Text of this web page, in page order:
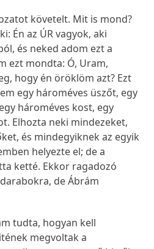
követelt. Mit is mond?
Én az ÚR vagyok, aki
és neked adom ezt a
ezt mondta: Ó, Uram,
hogy én öröklöm azt? Ezt
egy hároméves üszőt, egy
hároméves kost, egy
Elhozta neki mindezeket,
és mindegyiknek az egyik
helyezte el; de a
ketté. Ekkor ragadozó
de Ábrám
tudta, hogyan kell
megvoltak a